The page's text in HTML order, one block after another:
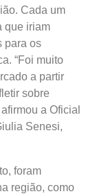
Cada um
que iriam
para os
“Foi muito
a partir
sobre
a Oficial
Senesi,
foram
região, como